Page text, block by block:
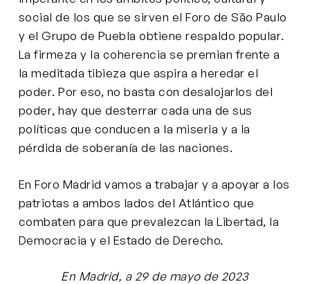
social de los que se sirven el Foro de São Paulo
y el Grupo de Puebla obtiene respaldo popular.
La firmeza y la coherencia se premian frente a
la meditada tibieza que aspira a heredar el
poder. Por eso, no basta con desalojarlos del
poder, hay que desterrar cada una de sus
políticas que conducen a la miseria y a la
pérdida de soberanía de las naciones.
En Foro Madrid vamos a trabajar y a apoyar a los
patriotas a ambos lados del Atlántico que
combaten para que prevalezcan la Libertad, la
Democracia y el Estado de Derecho.
En Madrid, a 29 de mayo de 2023